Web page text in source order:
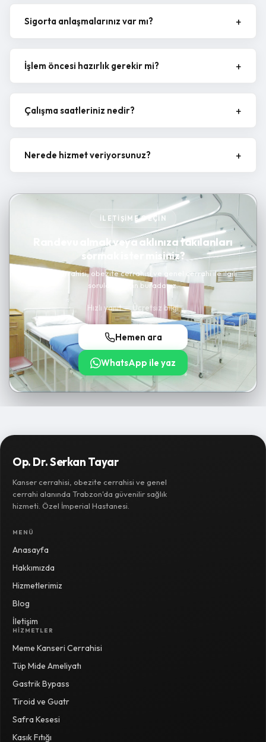
Sigorta anlaşmalarınız var mı?
İşlem öncesi hazırlık gerekir mi?
Çalışma saatleriniz nedir?
Nerede hizmet veriyorsunuz?
İLETIŞIME GEÇIN
Randevu almak veya aklınıza takılanları
sormak ister misiniz?
Kanser cerrahisi, obezite cerrahisi ve genel cerrahi ile ilgili
sorularınız için buradayız.
Hızlı yanıt — Ücretsiz bilgi
Hemen ara
WhatsApp ile yaz
Op. Dr. Serkan Tayar
Kanser cerrahisi, obezite cerrahisi ve genel
cerrahi alanında Trabzon'da güvenilir sağlık
hizmeti. Özel İmperial Hastanesi.
MENÜ
Anasayfa
Hakkımızda
Hizmetlerimiz
Blog
İletişim
HIZMETLER
Meme Kanseri Cerrahisi
Tüp Mide Ameliyatı
Gastrik Bypass
Tiroid ve Guatr
Safra Kesesi
Kasık Fıtığı